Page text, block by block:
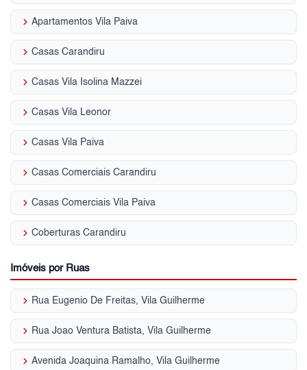
keyboard_arrow_right Apartamentos Vila Paiva
keyboard_arrow_right Casas Carandiru
keyboard_arrow_right Casas Vila Isolina Mazzei
keyboard_arrow_right Casas Vila Leonor
keyboard_arrow_right Casas Vila Paiva
keyboard_arrow_right Casas Comerciais Carandiru
keyboard_arrow_right Casas Comerciais Vila Paiva
keyboard_arrow_right Coberturas Carandiru
Imóveis por Ruas
keyboard_arrow_right Rua Eugenio De Freitas, Vila Guilherme
keyboard_arrow_right Rua Joao Ventura Batista, Vila Guilherme
keyboard_arrow_right Avenida Joaquina Ramalho, Vila Guilherme